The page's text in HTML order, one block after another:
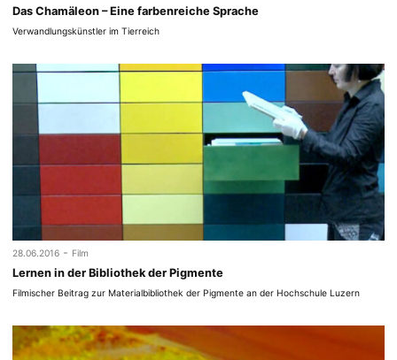
Das Chamäleon – Eine farbenreiche Sprache
Verwandlungskünstler im Tierreich
28.06.2016 - Film
Lernen in der Bibliothek der Pigmente
Filmischer Beitrag zur Materialbibliothek der Pigmente an der Hochschule Luzern